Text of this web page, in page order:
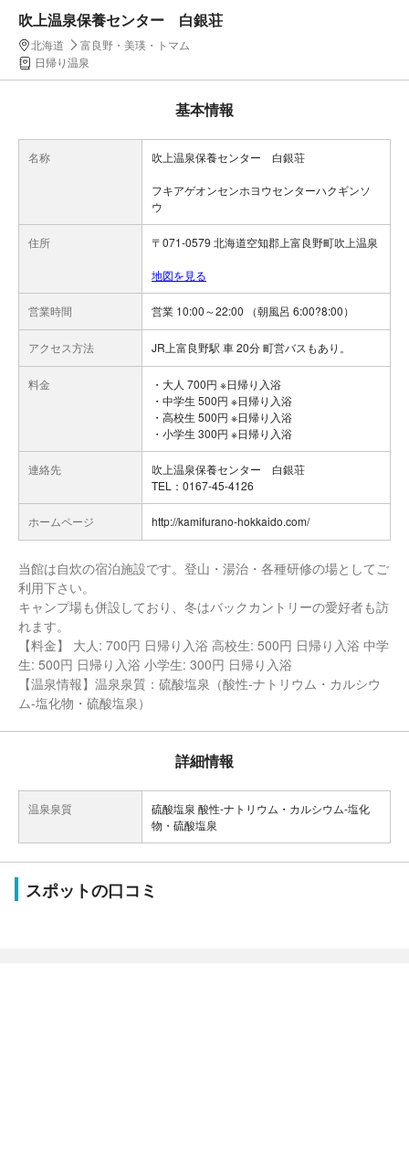
吹上温泉保養センター 白銀荘
北海道
富良野・美瑛・トマム
日帰り温泉
基本情報
名称 吹上温泉保養センター 白銀荘
フキアゲオンセンホヨウセンターハクギンソ
ウ
住所 〒071-0579 北海道空知郡上富良野町吹上温泉
地図を見る
営業時間 営業 10:00～22:00 （朝風呂 6:00?8:00）
アクセス方法 JR上富良野駅 車 20分 町営バスもあり。
料金
・大人 700円 ※日帰り入浴
・中学生 500円 ※日帰り入浴
・高校生 500円 ※日帰り入浴
・小学生 300円 ※日帰り入浴
連絡先
吹上温泉保養センター 白銀荘
TEL：0167-45-4126
ホームページ http://kamifurano-hokkaido.com/
当館は自炊の宿泊施設です。登山・湯治・各種研修の場としてご
利用下さい。
キャンプ場も併設しており、冬はバックカントリーの愛好者も訪
れます。
【料金】 大人: 700円 日帰り入浴 高校生: 500円 日帰り入浴 中学
生: 500円 日帰り入浴 小学生: 300円 日帰り入浴
【温泉情報】温泉泉質：硫酸塩泉（酸性-ナトリウム・カルシウ
ム-塩化物・硫酸塩泉）
詳細情報
温泉泉質
硫酸塩泉 酸性-ナトリウム・カルシウム-塩化
物・硫酸塩泉
スポットの口コミ